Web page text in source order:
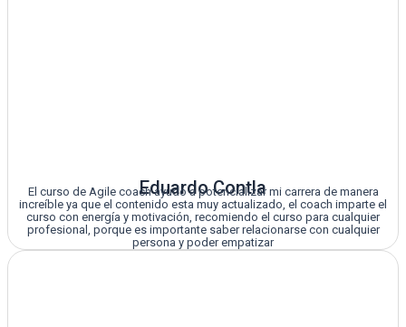
Eduardo Contla
El curso de Agile coach ayudo a potencializar mi carrera de manera
increíble ya que el contenido esta muy actualizado, el coach imparte el
curso con energía y motivación, recomiendo el curso para cualquier
profesional, porque es importante saber relacionarse con cualquier
persona y poder empatizar